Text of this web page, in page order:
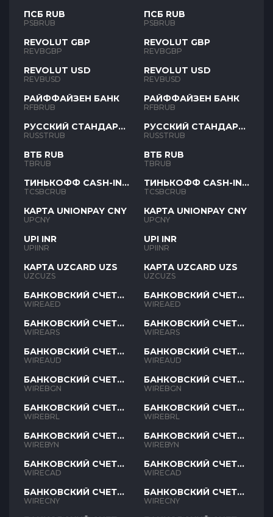
ПСБ RUB
PSBRUB
REVOLUT GBP
REVBGBP
REVOLUT USD
REVBUSD
РАЙФФАЙЗЕН БАНК
RFBRUB
РУССКИЙ СТАНДАРТ
RUB
RUSSTRUB
ВТБ RUB
TBRUB
ТИНЬКОФФ CASH-IN
RUB
TCSBCRUB
КАРТА UNIONPAY CNY
UPCNY
UPI INR
UPIINR
КАРТА UZCARD UZS
UZCUZS
БАНКОВСКИЙ СЧЕТ
AED
WIREAED
БАНКОВСКИЙ СЧЕТ
ARS
WIREARS
БАНКОВСКИЙ СЧЕТ
AUD
WIREAUD
БАНКОВСКИЙ СЧЕТ
BGN
WIREBGN
БАНКОВСКИЙ СЧЕТ
BRL
WIREBRL
БАНКОВСКИЙ СЧЕТ
BYN
WIREBYN
БАНКОВСКИЙ СЧЕТ
CAD
WIRECAD
БАНКОВСКИЙ СЧЕТ
CNY
WIRECNY
ПСБ RUB
PSBRUB
REVOLUT GBP
REVBGBP
REVOLUT USD
REVBUSD
РАЙФФАЙЗЕН БАНК
RFBRUB
РУССКИЙ СТАНДАРТ
RUB
RUSSTRUB
ВТБ RUB
TBRUB
ТИНЬКОФФ CASH-IN
RUB
TCSBCRUB
КАРТА UNIONPAY CNY
UPCNY
UPI INR
UPIINR
КАРТА UZCARD UZS
UZCUZS
БАНКОВСКИЙ СЧЕТ
AED
WIREAED
БАНКОВСКИЙ СЧЕТ
ARS
WIREARS
БАНКОВСКИЙ СЧЕТ
AUD
WIREAUD
БАНКОВСКИЙ СЧЕТ
BGN
WIREBGN
БАНКОВСКИЙ СЧЕТ
BRL
WIREBRL
БАНКОВСКИЙ СЧЕТ
BYN
WIREBYN
БАНКОВСКИЙ СЧЕТ
CAD
WIRECAD
БАНКОВСКИЙ СЧЕТ
CNY
WIRECNY